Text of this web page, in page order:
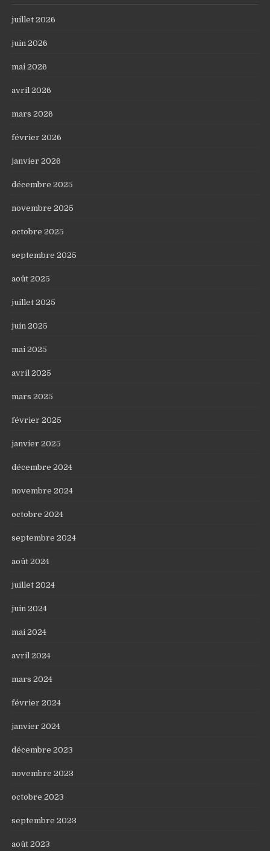
juillet 2026
juin 2026
mai 2026
avril 2026
mars 2026
février 2026
janvier 2026
décembre 2025
novembre 2025
octobre 2025
septembre 2025
août 2025
juillet 2025
juin 2025
mai 2025
avril 2025
mars 2025
février 2025
janvier 2025
décembre 2024
novembre 2024
octobre 2024
septembre 2024
août 2024
juillet 2024
juin 2024
mai 2024
avril 2024
mars 2024
février 2024
janvier 2024
décembre 2023
novembre 2023
octobre 2023
septembre 2023
août 2023